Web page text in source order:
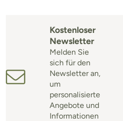
Kostenloser
Newsletter
Melden Sie
sich für den
Newsletter an,
um
personalisierte
Angebote und
Informationen